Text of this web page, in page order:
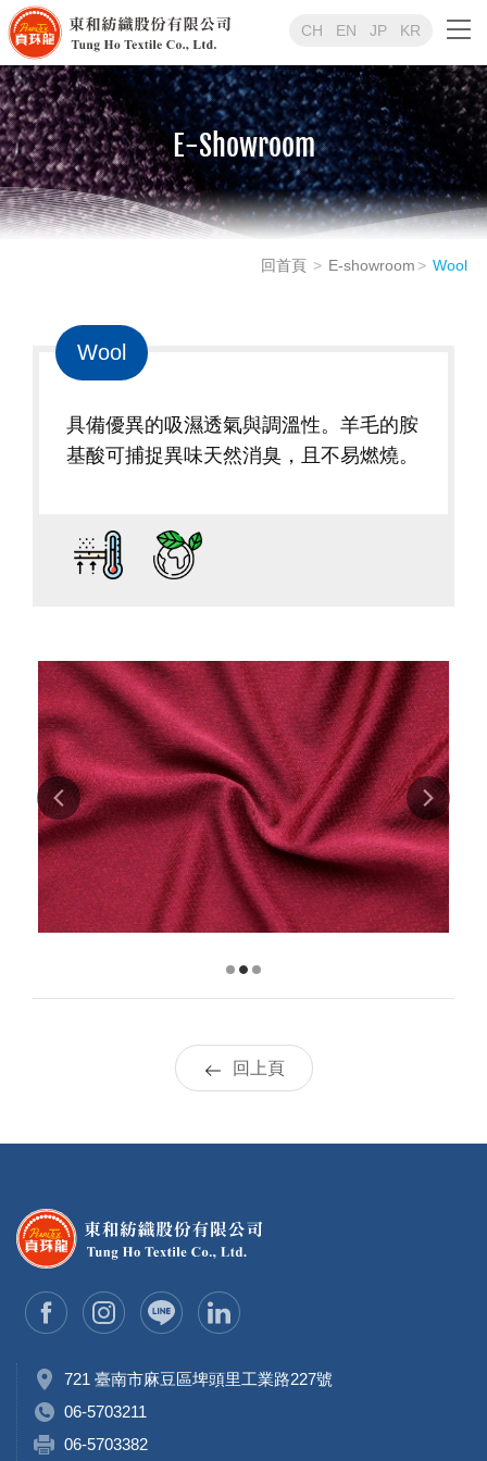
CH EN JP KR
E-Showroom
回首頁 E-showroom Wool
Wool
具備優異的吸濕透氣與調溫性。羊毛的胺
基酸可捕捉異味天然消臭，且不易燃燒。
回上頁
721 臺南市麻豆區埤頭里工業路227號
06-5703211
06-5703382